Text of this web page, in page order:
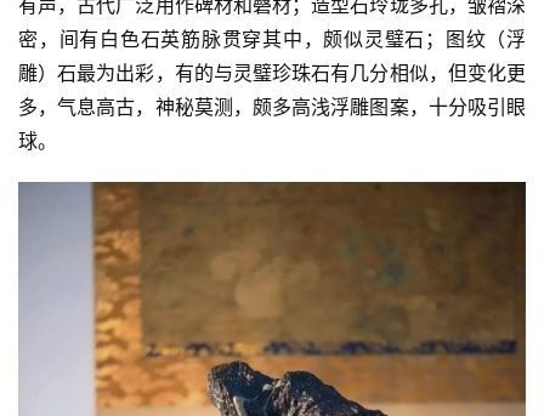
有声，古代广泛用作碑材和磬材；造型石玲珑多孔，皱褶深
密，间有白色石英筋脉贯穿其中，颇似灵璧石；图纹（浮
雕）石最为出彩，有的与灵璧珍珠石有几分相似，但变化更
多，气息高古，神秘莫测，颇多高浅浮雕图案，十分吸引眼
球。